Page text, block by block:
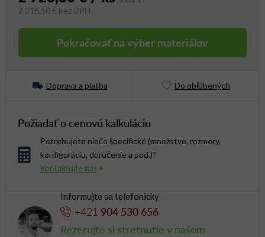
2 216,50 € bez DPH
Pokračovať na výber materiálov
Doprava a platba Do obľúbených
Požiadať o cenovú kalkuláciu
Potrebujete niečo špecifické (množstvo, rozmery,
konfiguráciu, doručenie a pod.)?
Informujte sa telefonicky
+421 904 530 656
Rezerujte si stretnutie v našom